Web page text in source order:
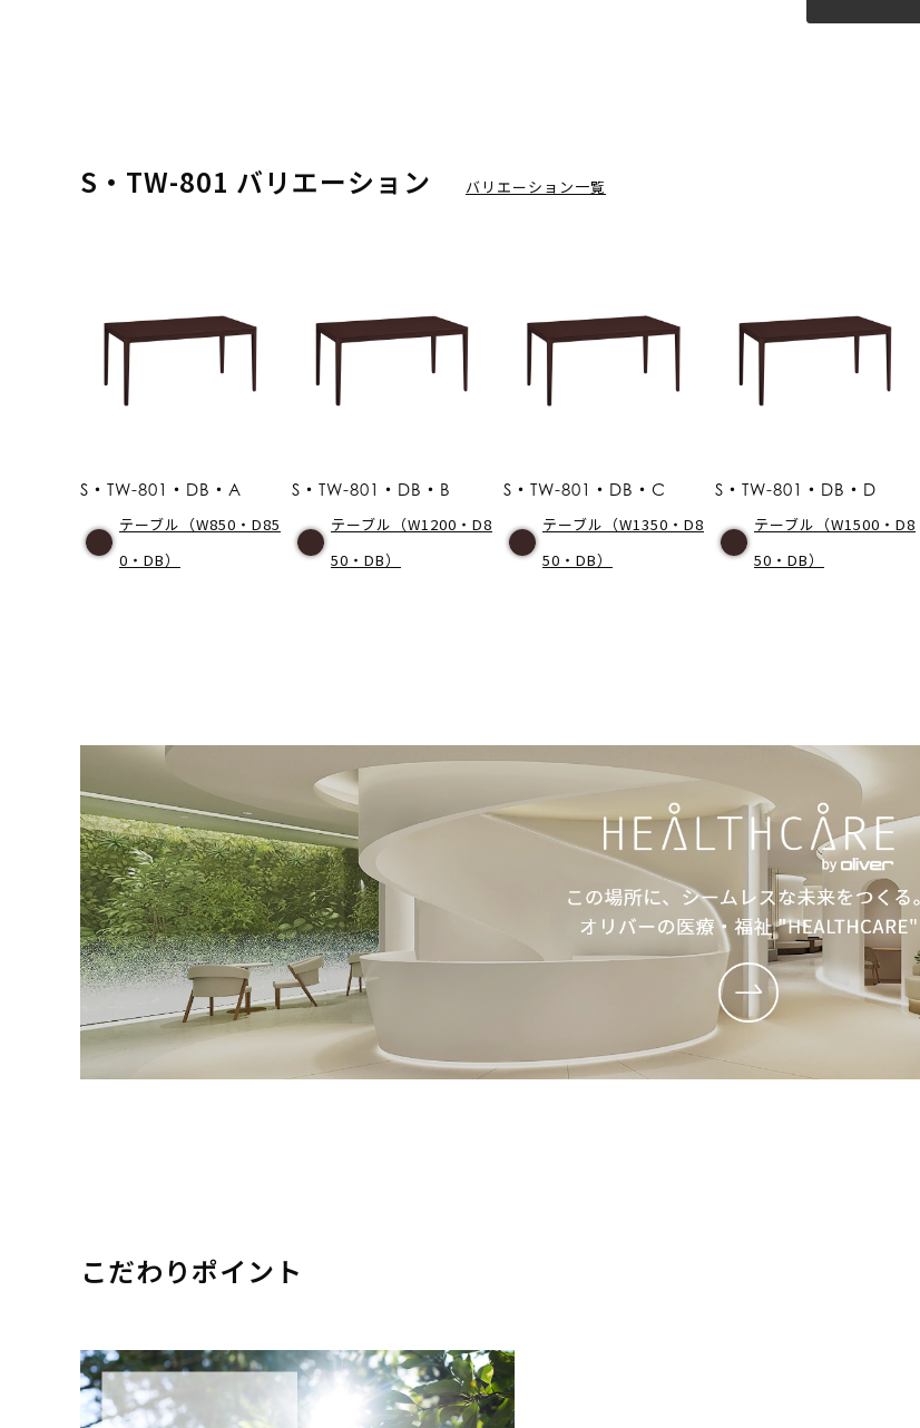
S・TW-801 バリエーション バリエーション一覧
S・TW-801・DB・A
テーブル（W850・D85
0・DB）
S・TW-801・DB・B
テーブル（W1200・D8
50・DB）
S・TW-801・DB・C
テーブル（W1350・D8
50・DB）
S・TW-801・DB・D
テーブル（W1500・D8
50・DB）
こだわりポイント